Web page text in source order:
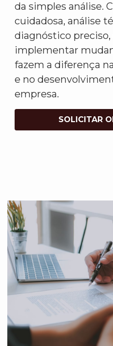
da simples análise.
cuidadosa, análise
diagnóstico
implementar
fazem a diferença
e no
empresa.
SOLICITAR